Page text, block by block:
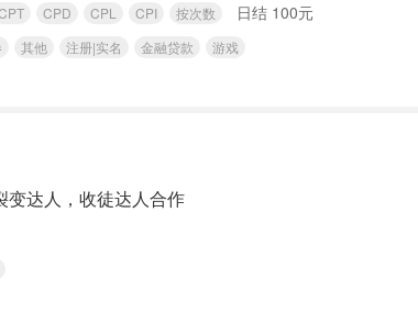
CPD CPL CPI 按次数
日结 100元
其他 注册|实名 金融贷款 游戏
变达人，收徒达人合作